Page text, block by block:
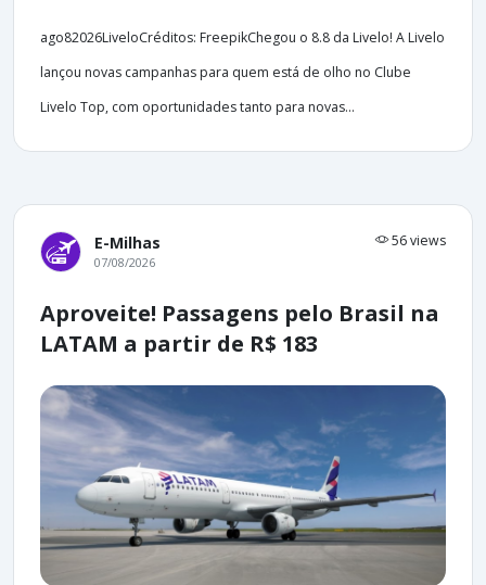
ago82026LiveloCréditos: FreepikChegou o 8.8 da Livelo! A Livelo
lançou novas campanhas para quem está de olho no Clube
Livelo Top, com oportunidades tanto para novas...
E-Milhas 56 views
07/08/2026
Aproveite! Passagens pelo Brasil na
LATAM a partir de R$ 183